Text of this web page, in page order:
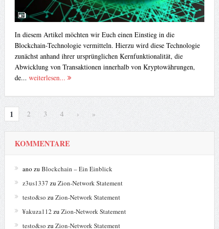
In diesem Artikel möchten wir Euch einen Einstieg in die
Blockchain-Technologie vermitteln. Hierzu wird diese Technologie
zunächst anhand ihrer ursprünglichen Kernfunktionalität, die
Abwicklung von Transaktionen innerhalb von Kryptowährungen,
de... weiterlesen...
1 2 3 4 › »
KOMMENTARE
ano zu Blockchain – Ein Einblick
z3us1337 zu Zion-Network Statement
testo&so zu Zion-Network Statement
¥akuza112 zu Zion-Network Statement
testo&so zu Zion-Network Statement